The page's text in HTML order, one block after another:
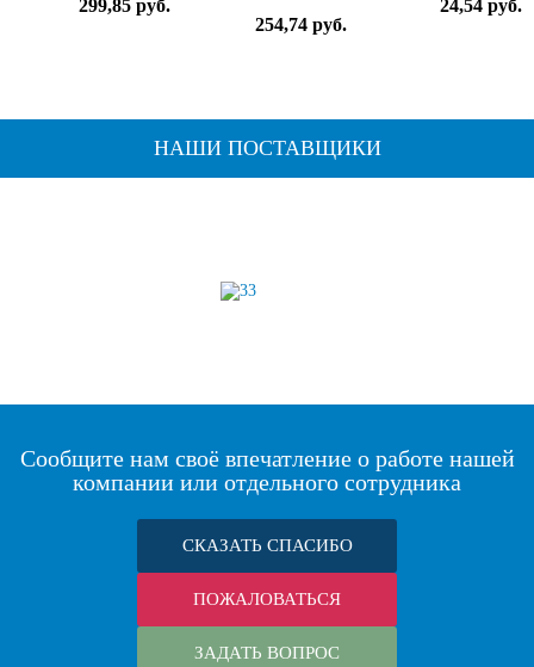
299,85 руб.
254,74 руб.
24,54 руб.
НАШИ ПОСТАВЩИКИ
Сообщите нам своё впечатление о работе нашей
компании или отдельного сотрудника
СКАЗАТЬ СПАСИБО
ПОЖАЛОВАТЬСЯ
ЗАДАТЬ ВОПРОС